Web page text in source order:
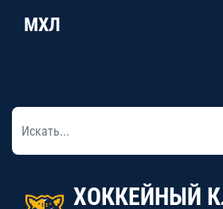
МХЛ
ХОККЕЙНЫЙ